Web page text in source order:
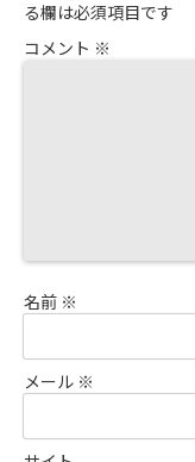
る欄は必須項目です
コメント ※
名前 ※
メール ※